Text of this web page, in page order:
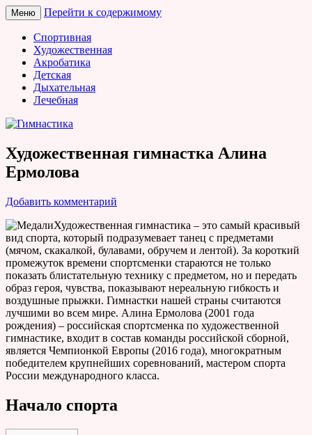
Гимнастика
Меню Перейти к содержимому
Спортивная
Художественная
Акробатика
Детская
Дыхательная
Лечебная
Художественная гимнастка Алина
Ермолова
Добавить комментарий
Художественная гимнастика – это самый красивый
вид спорта, который подразумевает танец с предметами
(мячом, скакалкой, булавами, обручем и лентой). За короткий
промежуток времени спортсменки стараются не только
показать блистательную технику с предметом, но и передать
образ героя, чувства, показывают нереальную гибкость и
воздушные прыжки. Гимнастки нашей страны считаются
лучшими во всем мире. Алина Ермолова (2001 года
рождения) – российская спортсменка по художественной
гимнастике, входит в состав команды российской сборной,
является Чемпионкой Европы (2016 года), многократным
победителем крупнейших соревнований, мастером спорта
России международного класса.
Начало спорта